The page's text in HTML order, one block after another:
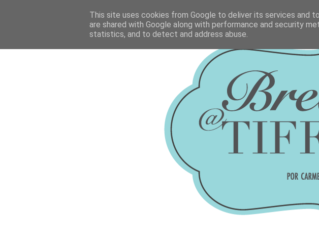
This site uses cookies from Google to deliver its services and
are shared with Google along with performance and security
statistics, and to detect and address abuse.